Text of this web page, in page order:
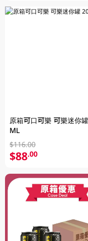
原箱可口可樂 可樂迷你
ML
$116.00
$88.00